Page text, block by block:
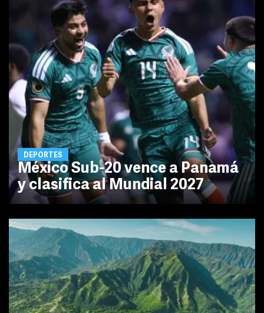
DEPORTES
México Sub-20 vence a Panamá
y clasifica al Mundial 2027